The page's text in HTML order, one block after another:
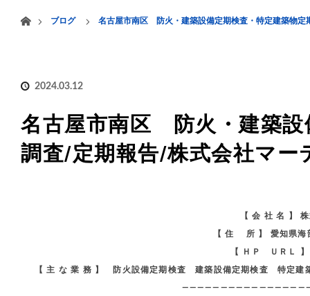
HOME 業務案内
ブログ
名古屋市南区 防火・建築設備定期検査・特定建築物
2024.03.12
名古屋市南区 防火・建築設
調査/定期報告/株式会社マー
【 会 社 名 】
【 住 所 】 愛知県海
【 ＨＰ ＵＲＬ
【 主 な 業 務 】 防火設備定期検査 建築設備定期検査 特定建